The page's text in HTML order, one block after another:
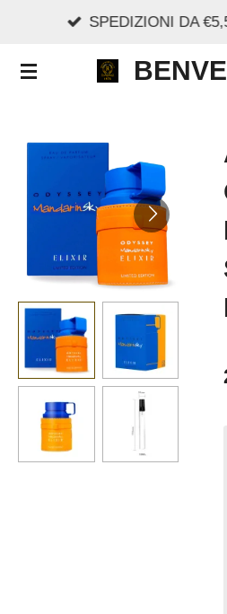
contenuto
SPEDIZIONI DA